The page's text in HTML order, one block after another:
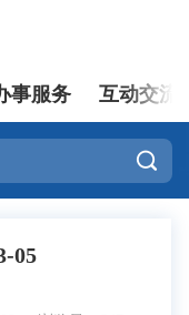
登录
事服务 互动交流

05